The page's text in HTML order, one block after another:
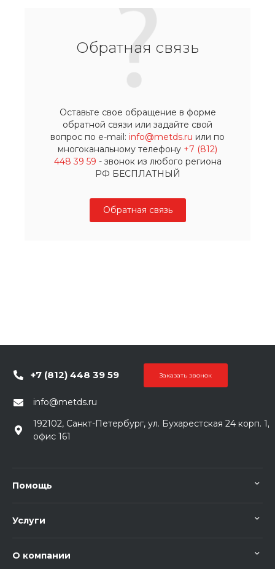
Обратная связь
Оставьте свое обращение в форме
обратной связи или задайте свой
вопрос по e-mail: info@metds.ru или по
многоканальному телефону +7 (812)
448 39 59 - звонок из любого региона
РФ БЕСПЛАТНЫЙ
Обратная связь
+7 (812) 448 39 59 Заказать звонок
info@metds.ru
192102, Санкт-Петербург, ул. Бухарестская 24 корп. 1,
офис 161
Помощь
Услуги
О компании